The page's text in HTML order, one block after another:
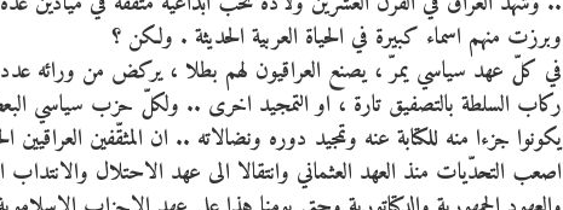
وبرزت منهم اسماء كبيرة في الحياة العربية الحديثة . ولكن ؟
في كلّ عهد سياسي يمرّ ، يصنع العراقيون لهم بطلا ، يركض من ورائه عدد
ركاب السلطة بالتصفيق تارة ، او التمجيد اخرى .. ولكلّ حزب سياسي
يكونوا جزءا منه للكتابة عنه وتمجيد دوره ونضالاته .. ان المثقّفين العراقيين
اصعب التحدّيات منذ العهد العثماني وانتقالا الى عهد الاحتلال والانتداب